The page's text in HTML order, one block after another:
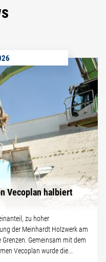
Vecoplan halbiert
zu hoher
der Meinhardt Holzwerk am
Gemeinsam mit dem
Vecoplan wurde die...